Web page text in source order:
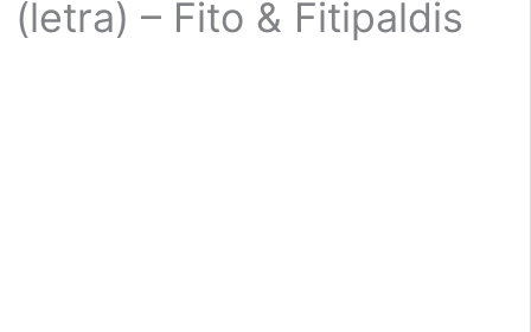
(letra) – Fito & Fitipaldis